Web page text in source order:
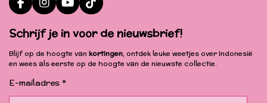
F
a
c
e
b
o
k
I
n
s
t
a
g
a
Y
o
u
T
u
b
T
i
k
T
o
k
Schrijf je in voor de nieuwsbrief!
Blijf op de hoogte van kortingen, ontdek leuke weetjes over Indonesië
en wees als eerste op de hoogte van de nieuwste collectie.
E-mailadres *